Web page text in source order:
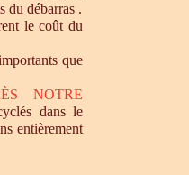
du débarras .
le coût du
que
NOTRE
dans le
entièrement